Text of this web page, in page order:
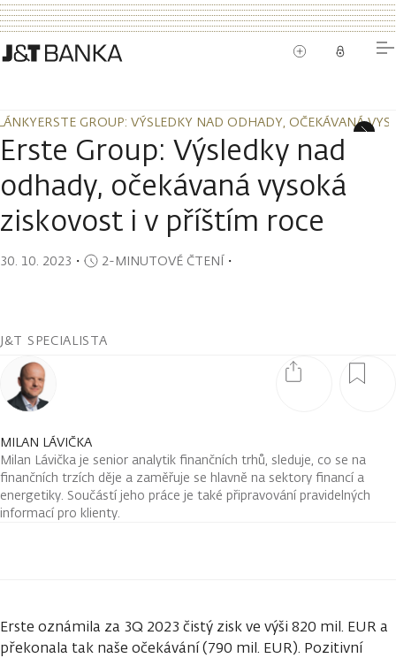
ERSTE GROUP: VÝSLEDKY NAD ODHADY, OČEKÁVANÁ
ERSTE GROUP: VÝSLEDKY NAD ODHADY, OČEKÁVANÁ
Erste Group: Výsledky nad
odhady, očekávaná vysoká
ziskovost i v příštím roce
30. 10. 2023 ・ 2-MINUTOVÉ ČTENÍ・
J&T SPECIALISTA
MILAN LÁVIČKA
Milan Lávička je senior analytik finančních trhů, sleduje, co se na
finančních trzích děje a zaměřuje se hlavně na sektory financí a
energetiky. Součástí jeho práce je také připravování pravidelných
informací pro klienty.
Erste oznámila za 3Q 2023 čistý zisk ve výši 820 mil. EUR a
překonala tak naše očekávání (790 mil. EUR). Pozitivní